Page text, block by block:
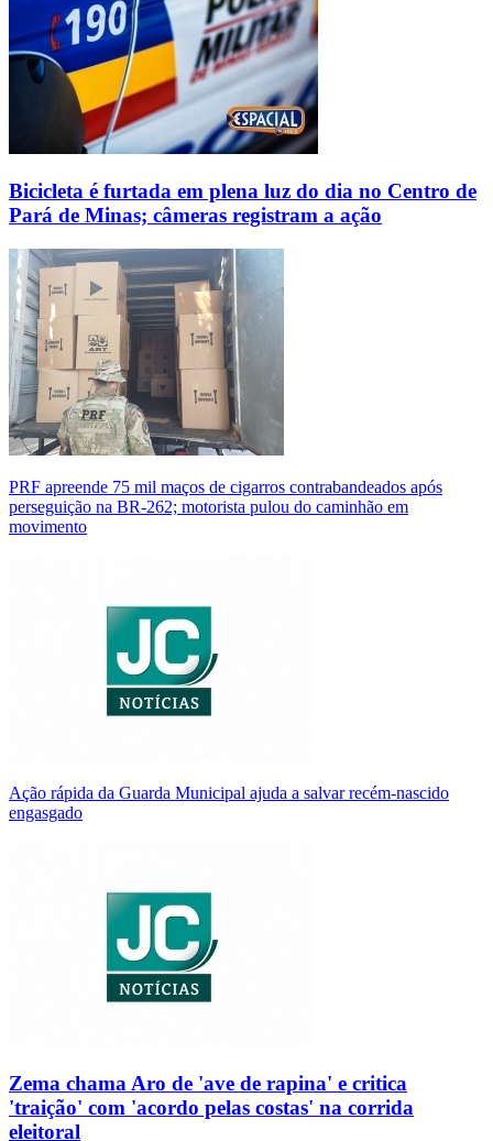
Bicicleta é furtada em plena luz do dia no Centro de
Pará de Minas; câmeras registram a ação
PRF apreende 75 mil maços de cigarros contrabandeados após
perseguição na BR-262; motorista pulou do caminhão em
movimento
Ação rápida da Guarda Municipal ajuda a salvar recém-nascido
engasgado
Zema chama Aro de 'ave de rapina' e critica
'traição' com 'acordo pelas costas' na corrida
eleitoral